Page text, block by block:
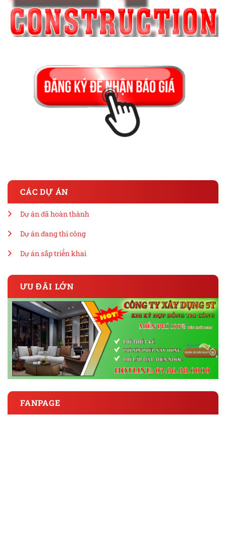
CÁC DỰ ÁN
Dự án đã hoàn thành
Dự án đang thi công
Dự án sắp triển khai
ƯU ĐÃI LỚN
FANPAGE